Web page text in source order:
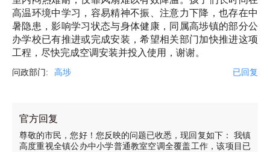
高温环境中学习，容易精神不振、注意力下降，也存在中
暑隐患，影响学习状态与身体健康，同属高埗镇的部分公
办学校已有推进或完成安装，希望相关部门加快推进这项
工程，尽快完成空调安装并投入使用，谢谢。
问政部门: 高埗 已回复
官方回复
尊敬的市民，您好！您反映的问题已收悉，现回复如下： 我镇
高度重视全镇公办中小学普通教室空调全覆盖工作，该项目已